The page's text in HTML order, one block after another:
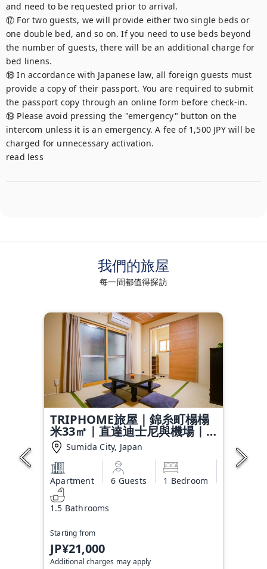
and need to be requested prior to arrival.
⑰ For two guests, we will provide either two single beds or
one double bed, and so on. If you need to use beds beyond
the number of guests, there will be an additional charge for
bed linens.
⑱ In accordance with Japanese law, all foreign guests must
provide a copy of their passport. You are required to submit
the passport copy through an online form before check-in.
⑲ Please avoid pressing the "emergency" button on the
intercom unless it is an emergency. A fee of 1,500 JPY will be
charged for unnecessary activation.
read less
我們的旅屋
每一間都值得探訪
TRIPHOME旅屋｜錦糸町榻榻
米33㎡｜直達迪士尼與機場｜
一樓便利｜車站6分鐘
Sumida City, Japan
Apartment 6 Guests 1 Bedroom
1.5 Bathrooms
Starting from
JP¥21,000
Additional charges may apply